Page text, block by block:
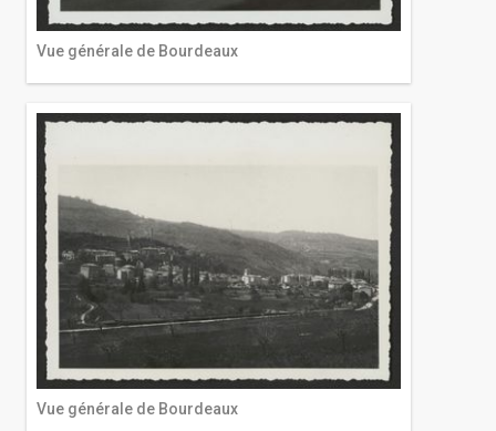
Vue générale de Bourdeaux
Vue générale de Bourdeaux